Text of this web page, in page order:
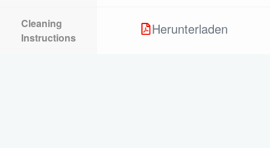
Cleaning
Instructions
Herunterladen